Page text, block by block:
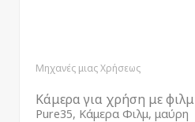
Μηχανές μιας Χρήσεως
Κάμερα για χρήση με φιλμ
Pure35, Κάμερα Φιλμ, μαύρη